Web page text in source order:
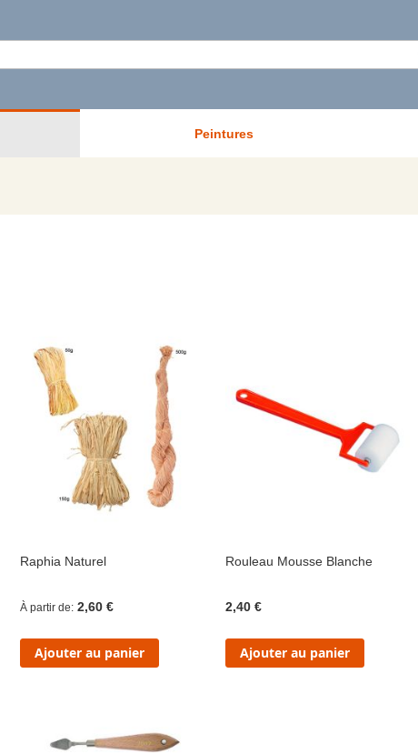
Peintures
Raphia Naturel
À partir de 2,60 €
Ajouter au panier
Rouleau Mousse Blanche
2,40 €
Ajouter au panier